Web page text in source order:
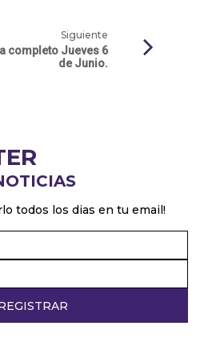
Siguiente
completo Jueves 6
de Junio.
todos los dias en tu email!